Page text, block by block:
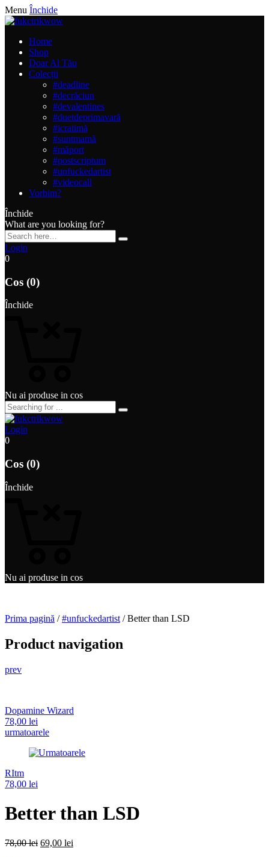
Menu Închide
Home
Shop
Doar Al Tău
Colecții
#deadline
#decrăciun
#devalentines
#duetdeprimavară
#icratimă
#suntmamă
#măport
#postscriptum
#unfuckedartist
#videocall
Vorbim?
Închide
What are you looking for?
Login
0
Cos (0)
Închide
Nu ai produse in cos
Login
0
Cos (0)
Închide
Nu ai produse in cos
Prima pagină /#unfuckedartist / Better than LSD
Product navigation
prev
Dopamine Wizard
78,00 lei
urmatoarele
RItm
78,00 lei
Better than LSD
78,00lei 69,00 lei